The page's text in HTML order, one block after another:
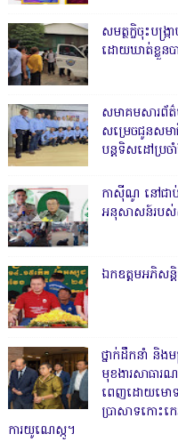
សមត្ថកិ្ចចុះបង្
ដោយឃាត់ខ្លួន
សមាគមសារព័ត៌
សម្រេចជូនសមា
បន្តទិសដៅប្រច
កាសុីណូ នៅជាប់
អនុសាសន៍របស់
ឯកឧត្តមអភិស
ថ្នាក់ដឹកនាំ និងម
មុខងារសាធារ
ពេញដោយមោទ
ប្រាសាទកោះក
ការយូណេស្កូ។